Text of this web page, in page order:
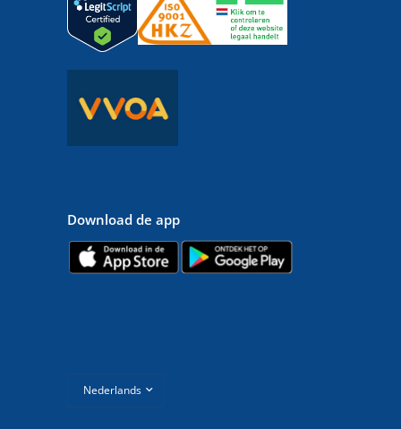
Download de app
bijwerken